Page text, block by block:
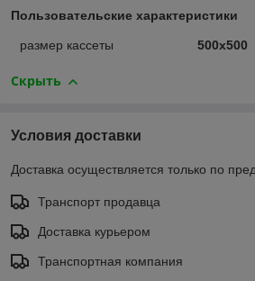
Пользовательские характеристики
размер кассеты 500х500
Скрыть
Условия доставки
Доставка осуществляется только по
Транспорт продавца
Доставка курьером
Транспортная компания